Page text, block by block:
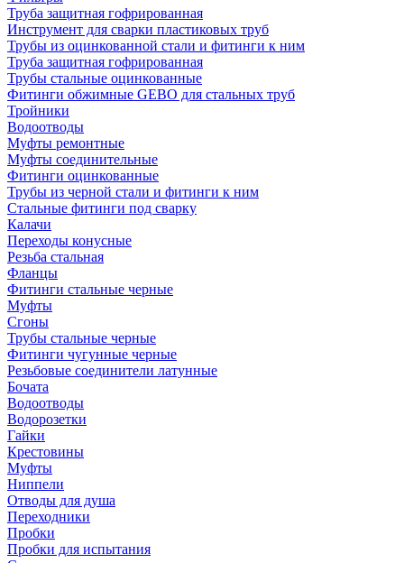
Труба защитная гофрированная
Инструмент для сварки пластиковых труб
Трубы из оцинкованной стали и фитинги к ним
Труба защитная гофрированная
Трубы стальные оцинкованные
Фитинги обжимные GEBO для стальных труб
Тройники
Водоотводы
Муфты ремонтные
Муфты соединительные
Фитинги оцинкованные
Трубы из черной стали и фитинги к ним
Стальные фитинги под сварку
Калачи
Переходы конусные
Резьба стальная
Фланцы
Фитинги стальные черные
Муфты
Сгоны
Трубы стальные черные
Фитинги чугунные черные
Резьбовые соединители латунные
Бочата
Водоотводы
Водорозетки
Гайки
Крестовины
Муфты
Ниппели
Отводы для душа
Переходники
Пробки
Пробки для испытания